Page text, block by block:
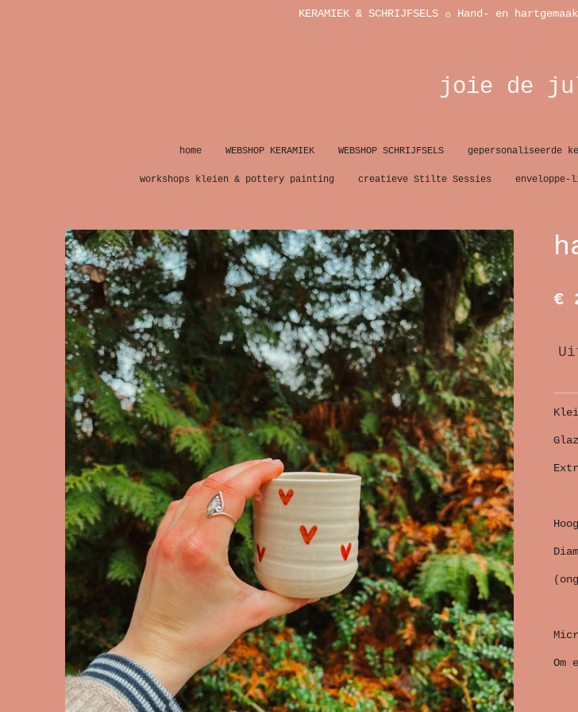
KERAMIEK & SCHRIJFSELS ☼ Hand- en
joie de
home WEBSHOP KERAMIEK WEBSHOP SCHRIJFSELS gepersonaliseerde
workshops kleien & pottery painting creatieve Stilte Sessies enveloppe-
€
Om